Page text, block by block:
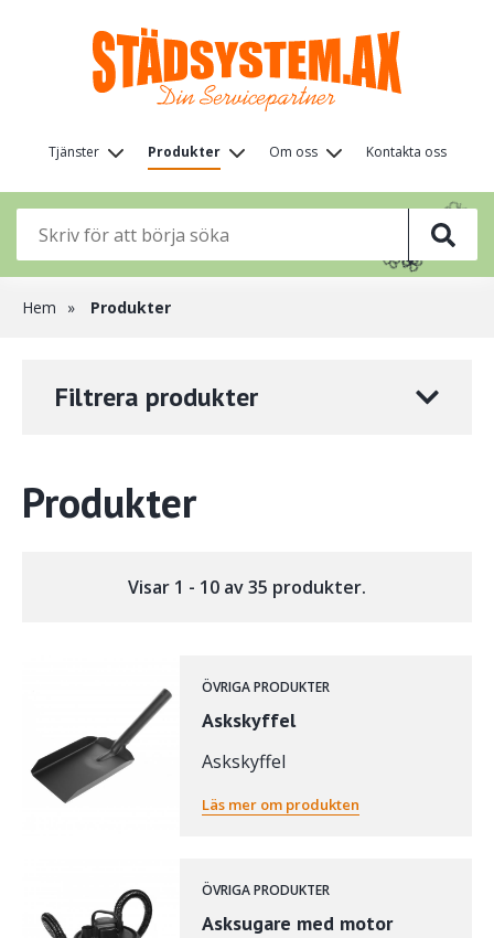
huvudinnehåll
Huvudmeny
(nivå
1)
Tjänster Produkter Om oss Kontakta oss
🌸
🦋
🦋
🌸
🌸
Länkstig
Hem Produkter
Filtrera produkter
Produkter
Visar 1 - 10 av 35 produkter.
ÖVRIGA PRODUKTER
Askskyffel
Askskyffel
Läs mer om produkten
ÖVRIGA PRODUKTER
Asksugare med motor